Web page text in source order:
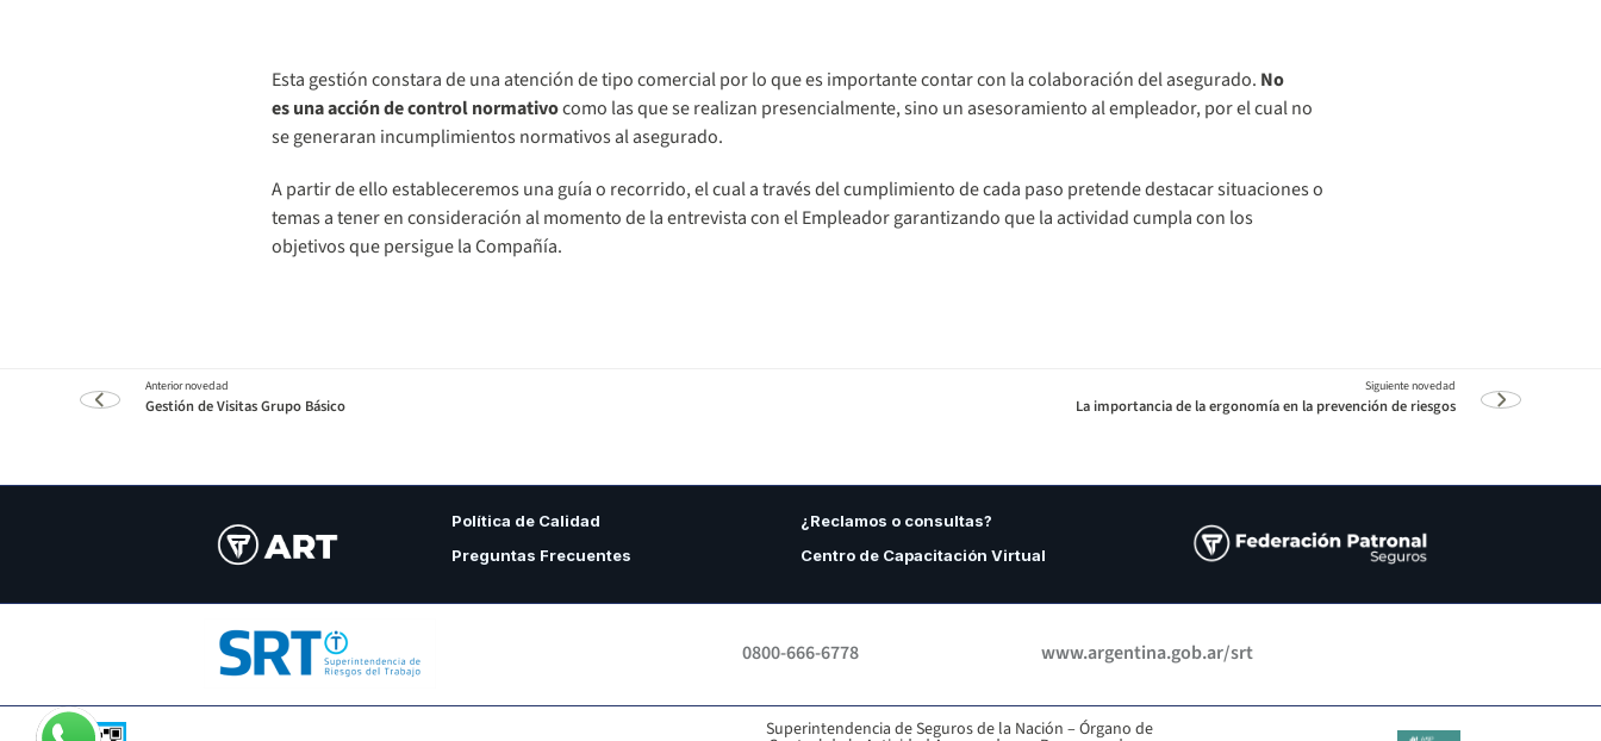
Esta gestión constara de una atención de tipo comercial por lo que es importante contar con la colaboración del asegurado. No
esuna acción de control normativocomo las que se realizan presencialmente, sino un asesoramiento al empleador, por el cual no
se generaran incumplimientos normativos al asegurado.
A partir de ello estableceremos una guía o recorrido, el cual a través del cumplimiento de cada paso pretende destacar situaciones o
temas a tener en consideración al momento de la entrevista con el Empleador garantizando que la actividad cumpla con los
objetivos que persigue la Compañía.
Gestión de Visitas Grupo Básico La importancia de la ergonomía en la prevención de riesgos
Política de Calidad
Preguntas Frecuentes
¿Reclamos o consultas?
Centro de Capacitación Virtual
0800-666-6778 www.argentina.gob.ar/srt
Superintendencia de Seguros de la Nación – Órgano de